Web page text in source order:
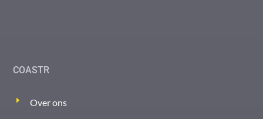
COASTR
Over ons